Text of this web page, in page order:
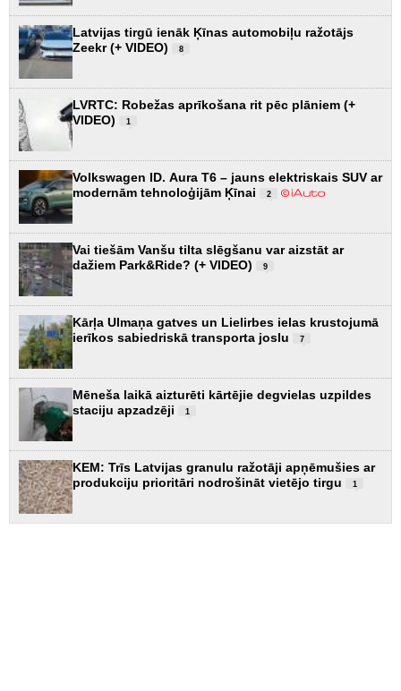
Latvijas tirgū ienāk Ķīnas automobiļu ražotājs
Zeekr (+ VIDEO)
8
LVRTC: Robežas aprīkošana rit pēc plāniem (+
VIDEO)
1
Volkswagen ID. Aura T6 – jauns elektriskais SUV ar
modernām tehnoloģijām Ķīnai
2
Vai tiešām Vanšu tilta slēgšanu var aizstāt ar
dažiem Park&Ride? (+ VIDEO)
9
Kārļa Ulmaņa gatves un Lielirbes ielas krustojumā
ierīkos sabiedriskā transporta joslu
7
Mēneša laikā aizturēti kārtējie degvielas uzpildes
staciju apzadzēji
1
KEM: Trīs Latvijas granulu ražotāji apņēmušies ar
produkciju prioritāri nodrošināt vietējo tirgu
1